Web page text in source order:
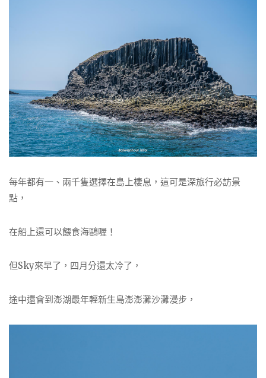
每年都有一、兩千隻選擇在島上棲息，這可是深旅行必訪景
點，
在船上還可以餵食海鷗喔！
但Sky來早了，四月分還太冷了，
途中還會到澎湖最年輕新生島澎澎灘沙灘漫步，